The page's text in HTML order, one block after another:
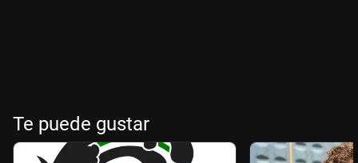
Te puede gustar